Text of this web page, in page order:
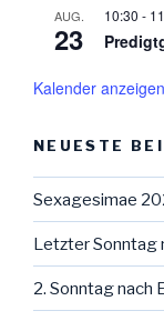
AUG.
23
10:30 -
Kalender anzeigen
NEUESTE
Sexagesimae
Letzter Sonntag
2. Sonntag nach